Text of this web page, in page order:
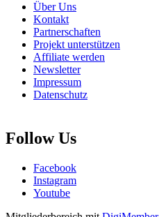
Über Uns
Kontakt
Partnerschaften
Projekt unterstützen
Affiliate werden
Newsletter
Impressum
Datenschutz
Follow Us
Facebook
Instagram
Youtube